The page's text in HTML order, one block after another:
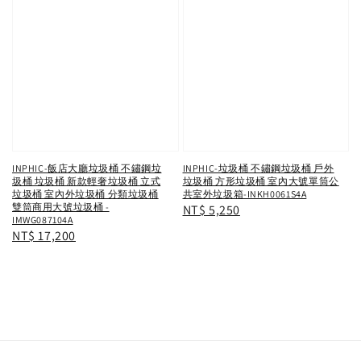
INPHIC-飯店大廳垃圾桶 不鏽鋼垃
圾桶 垃圾桶 新款輕奢垃圾桶 立式
垃圾桶 室內外垃圾桶 分類垃圾桶
雙筒商用大號垃圾桶 -
IMWG087104A
Regular
NT$ 17,200
INPHIC-垃圾桶 不鏽鋼垃圾桶 戶外
垃圾桶 方形垃圾桶 室內大號單筒公
共室外垃圾箱-INKH0061S4A
Regular
NT$ 5,250